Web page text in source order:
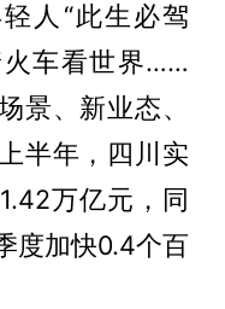
人“此生必驾
火车看世界……
景、新业态、
半年，四川实
万亿元，同
度加快0.4个百